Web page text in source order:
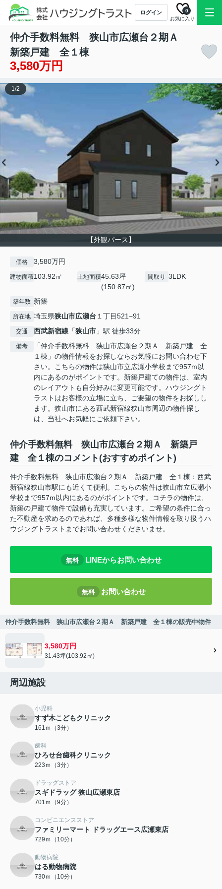
ログイン
お気に入り
0
仲介手数料無料 狭山市広瀬台２期Ａ
新築戸建 全１棟
3,580万円
【外観パース】
1/2
価格 3,580万円
建物面積103.92㎡ 土地面積45.63坪
(150.87㎡)
間取り 3LDK
築年数 新築
所在地 埼玉県狭山市広瀬台 １丁目521−91
交通 西武新宿線 「狭山市 」駅 徒歩33分
備考
「仲介手数料無料 狭山市広瀬台２期Ａ 新築戸建 全
１棟」の物件情報をお探しならお気軽にお問い合わせ下
さい。こちらの物件は狭山市立広瀬小学校まで957m以
内にあるのがポイントです。新築戸建ての物件は、室内
のレイアウトも自分好みに変更可能です。ハウジングト
ラストはお客様の立場に立ち、ご要望の物件をお探しし
ます。狭山市にある西武新宿線狭山市周辺の物件探し
は、当社へお気軽にご依頼下さい。
仲介手数料無料 狭山市広瀬台２期Ａ 新築戸
建 全１棟のコメント(おすすめポイント)
仲介手数料無料 狭山市広瀬台２期Ａ 新築戸建 全１棟：西武
新宿線狭山市駅にも近くて便利。こちらの物件は狭山市立広瀬小
学校まで957m以内にあるのがポイントです。コチラの物件は、
新築の戸建て物件で設備も充実しています。ご希望の条件に合っ
た不動産を求めるのであれば、多種多様な物件情報を取り扱うハ
ウジングトラストまでお問い合わせくださいませ。
無料 LINEからお問い合わせ
無料 お問い合わせ
仲介手数料無料 狭山市広瀬台２期Ａ 新築戸建 全１棟の販売中物件
3,580万円
31.43坪(103.92㎡)
周辺施設
小児科
すず木こどもクリニック
161ｍ（3分）
歯科
ひろせ台歯科クリニック
223ｍ（3分）
ドラッグストア
スギドラッグ 狭山広瀬東店
701ｍ（9分）
コンビニエンスストア
ファミリーマート ドラッグエース広瀬東店
729ｍ（10分）
動物病院
はる動物病院
730ｍ（10分）